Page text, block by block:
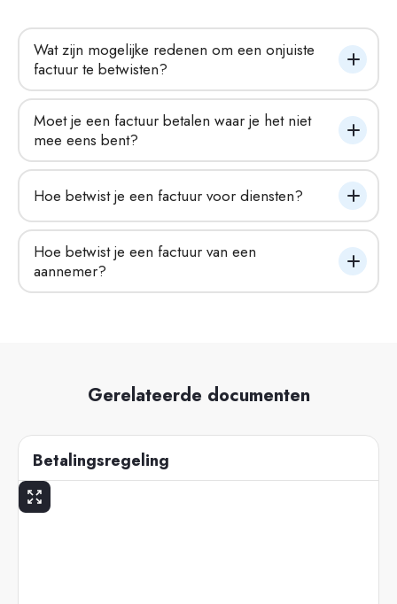
Wat zijn mogelijke redenen om een onjuiste
factuur te betwisten?
Moet je een factuur betalen waar je het niet
mee eens bent?
Hoe betwist je een factuur voor diensten?
Hoe betwist je een factuur van een
aannemer?
Gerelateerde documenten
Betalingsregeling